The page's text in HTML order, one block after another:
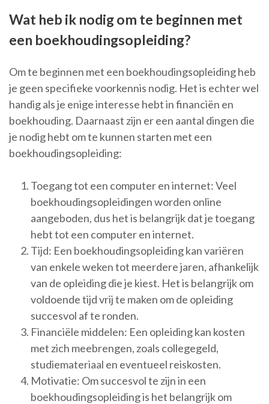
Wat heb ik nodig om te beginnen met
een boekhoudingsopleiding?
Om te beginnen met een boekhoudingsopleiding heb
je geen specifieke voorkennis nodig. Het is echter wel
handig als je enige interesse hebt in financiën en
boekhouding. Daarnaast zijn er een aantal dingen die
je nodig hebt om te kunnen starten met een
boekhoudingsopleiding:
Toegang tot een computer en internet: Veel
boekhoudingsopleidingen worden online
aangeboden, dus het is belangrijk dat je toegang
hebt tot een computer en internet.
Tijd: Een boekhoudingsopleiding kan variëren
van enkele weken tot meerdere jaren, afhankelijk
van de opleiding die je kiest. Het is belangrijk om
voldoende tijd vrij te maken om de opleiding
succesvol af te ronden.
Financiële middelen: Een opleiding kan kosten
met zich meebrengen, zoals collegegeld,
studiemateriaal en eventueel reiskosten.
Motivatie: Om succesvol te zijn in een
boekhoudingsopleiding is het belangrijk om